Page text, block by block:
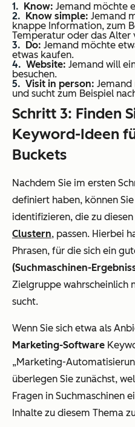
Know: Jemand möchte
Know simple: Jemand
knappe Information, zum
Temperatur oder das Alter
Do: Jemand möchte
etwas kaufen.
Website: Jemand will
besuchen.
Visit in person: Jemand
und sucht zum Beispiel
Schritt 3: Finden
Keyword-Ideen
Buckets
Nachdem Sie im ersten
definiert haben, können
identifizieren, die zu
Clustern, passen. Hierbei
Phrasen, für die sich ein
(Suchmaschinen-
Zielgruppe wahrscheinlich
sucht.
Wenn Sie sich etwa als
Marketing-Software
„Marketing-
überlegen Sie zunächst,
Fragen in Suchmaschinen
Inhalte zu diesem Thema